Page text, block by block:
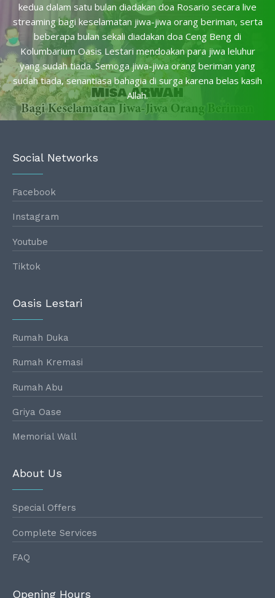
kedua dalam satu bulan diadakan doa Rosario secara live
streaming bagi keselamatan jiwa-jiwa orang beriman, serta
beberapa bulan sekali diadakan doa Ceng Beng di
Kolumbarium Oasis Lestari mendoakan para jiwa leluhur
yang sudah tiada. Semoga jiwa-jiwa orang beriman yang
sudah tiada, senantiasa bahagia di surga karena belas kasih
Allah.
Social Networks
Facebook
Instagram
Youtube
Tiktok
Oasis Lestari
Rumah Duka
Rumah Kremasi
Rumah Abu
Griya Oase
Memorial Wall
About Us
Special Offers
Complete Services
FAQ
Opening Hours